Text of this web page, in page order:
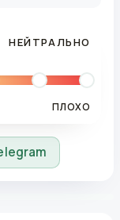
НЕЙТРАЛЬНО
ПЛОХО